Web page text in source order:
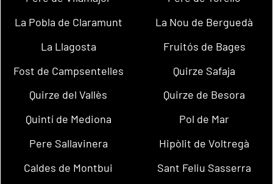
La Pobla de Claramunt
La Nou de Berguedà
La Llagosta
Fruitós de Bages
Fost de Campsentelles
Quirze Safaja
Quirze del Vallès
Quirze de Besora
Quintí de Mediona
Pol de Mar
Pere Sallavinera
Hipòlit de Voltregà
Caldes de Montbui
Sant Feliu Sasserra